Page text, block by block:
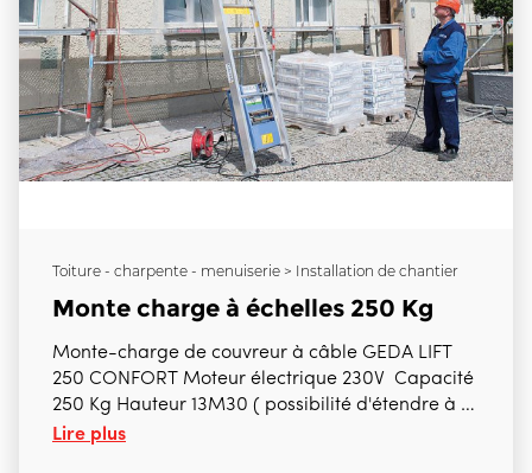
Toiture - charpente - menuiserie > Installation de chantier
Monte charge à échelles 250 Kg
Monte-charge de couvreur à câble GEDA LIFT
250 CONFORT Moteur électrique 230V Capacité
250 Kg Hauteur 13M30 ( possibilité d'étendre à 19
M maximum ) Vitesse de levage 30M/min Câble
Lire plus